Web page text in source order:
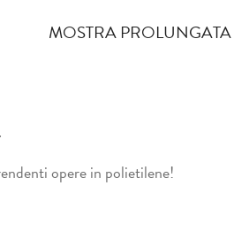
MOSTRA PROLUNGATA
opere in polietilene!